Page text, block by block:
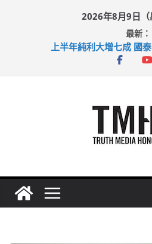
2026年8月9日（
最新：
上半年純利大增七成 國
拜仁熱身賽挫維拉